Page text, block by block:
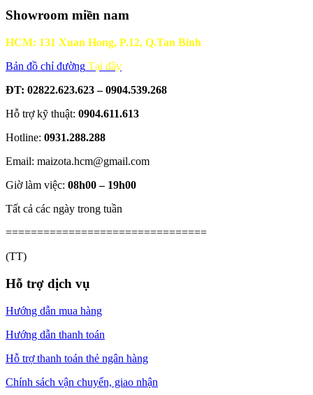
Showroom miền nam
HCM: 131 Xuan Hong, P.12, Q.Tan Binh
Bản đồ chỉ đường Tại đây
ĐT: 02822.623.623 – 0904.539.268
Hỗ trợ kỹ thuật: 0904.611.613
Hotline: 0931.288.288
Email: maizota.hcm@gmail.com
Giờ làm việc: 08h00 – 19h00
Tất cả các ngày trong tuần
================================
(TT)
Hỗ trợ dịch vụ
Hướng dẫn mua hàng
Hướng dẫn thanh toán
Hỗ trợ thanh toán thẻ ngân hàng
Chính sách vận chuyển, giao nhận